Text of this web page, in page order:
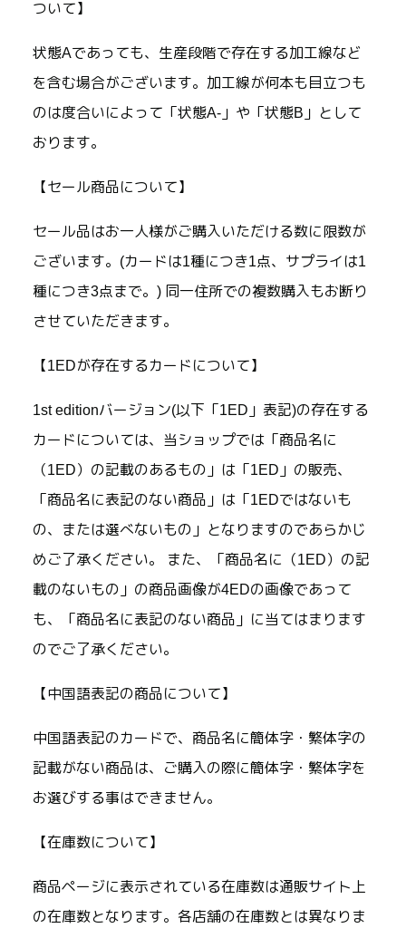
ついて】
状態Aであっても、生産段階で存在する加工線など
を含む場合がございます。加工線が何本も目立つも
のは度合いによって「状態A-」や「状態B」として
おります。
【セール商品について】
セール品はお一人様がご購入いただける数に限数が
ございます。(カードは1種につき1点、サプライは1
種につき3点まで。) 同一住所での複数購入もお断り
させていただきます。
【1EDが存在するカードについて】
1st editionバージョン(以下「1ED」表記)の存在する
カードについては、当ショップでは「商品名に
（1ED）の記載のあるもの」は「1ED」の販売、
「商品名に表記のない商品」は「1EDではないも
の、または選べないもの」となりますのであらかじ
めご了承ください。 また、「商品名に（1ED）の記
載のないもの」の商品画像が4EDの画像であって
も、「商品名に表記のない商品」に当てはまります
のでご了承ください。
【中国語表記の商品について】
中国語表記のカードで、商品名に簡体字・繁体字の
記載がない商品は、ご購入の際に簡体字・繁体字を
お選びする事はできません。
【在庫数について】
商品ページに表示されている在庫数は通販サイト上
の在庫数となります。各店舗の在庫数とは異なりま